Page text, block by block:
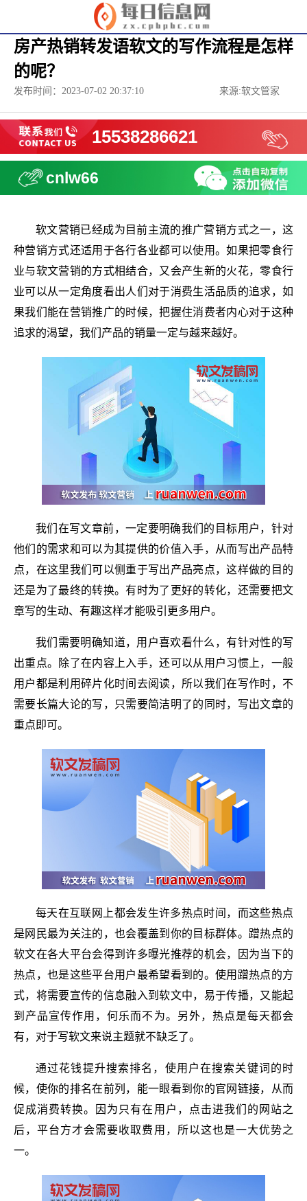
房产热销转发语软文的写作流程是怎样
的呢？
发布时间：2023-07-02 20:37:10 来源:软文管家
15538286621
cnlw66
软文营销已经成为目前主流的推广营销方式之一，这
种营销方式还适用于各行各业都可以使用。如果把零食行
业与软文营销的方式相结合，又会产生新的火花，零食行
业可以从一定角度看出人们对于消费生活品质的追求，如
果我们能在营销推广的时候，把握住消费者内心对于这种
追求的渴望，我们产品的销量一定与越来越好。
我们在写文章前，一定要明确我们的目标用户，针对
他们的需求和可以为其提供的价值入手，从而写出产品特
点，在这里我们可以侧重于写出产品亮点，这样做的目的
还是为了最终的转换。有时为了更好的转化，还需要把文
章写的生动、有趣这样才能吸引更多用户。
我们需要明确知道，用户喜欢看什么，有针对性的写
出重点。除了在内容上入手，还可以从用户习惯上，一般
用户都是利用碎片化时间去阅读，所以我们在写作时，不
需要长篇大论的写，只需要简洁明了的同时，写出文章的
重点即可。
每天在互联网上都会发生许多热点时间，而这些热点
是网民最为关注的，也会覆盖到你的目标群体。蹭热点的
软文在各大平台会得到许多曝光推荐的机会，因为当下的
热点，也是这些平台用户最希望看到的。使用蹭热点的方
式，将需要宣传的信息融入到软文中，易于传播，又能起
到产品宣传作用，何乐而不为。另外，热点是每天都会
有，对于写软文来说主题就不缺乏了。
通过花钱提升搜索排名，使用户在搜索关键词的时
候，使你的排名在前列，能一眼看到你的官网链接，从而
促成消费转换。因为只有在用户，点击进我们的网站之
后，平台方才会需要收取费用，所以这也是一大优势之
一。